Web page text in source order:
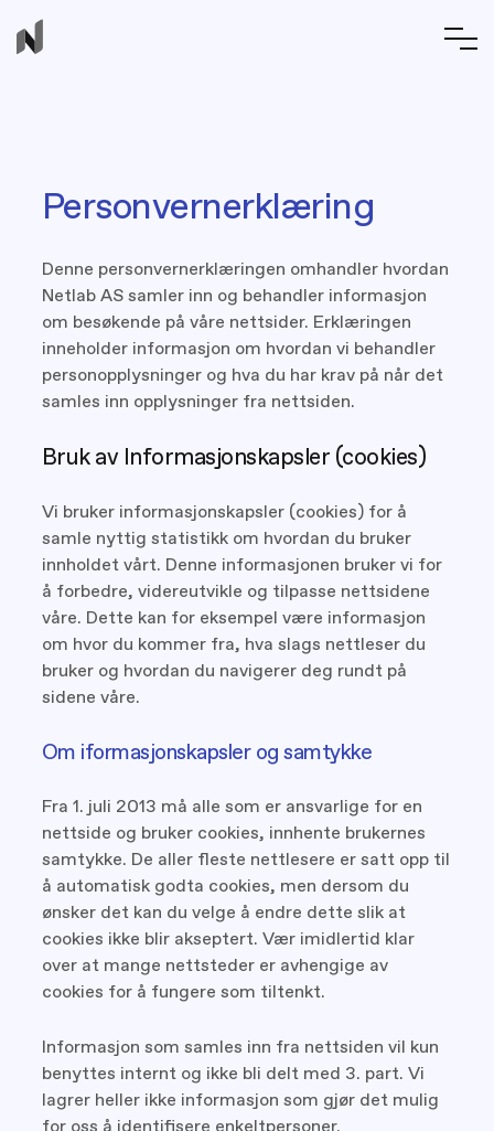
Personvernerklæring
Denne personvernerklæringen omhandler hvordan
Netlab AS samler inn og behandler informasjon
om besøkende på våre nettsider. Erklæringen
inneholder informasjon om hvordan vi behandler
personopplysninger og hva du har krav på når det
samles inn opplysninger fra nettsiden.
Bruk av Informasjonskapsler (cookies)
Vi bruker informasjonskapsler (cookies) for å
samle nyttig statistikk om hvordan du bruker
innholdet vårt. Denne informasjonen bruker vi for
å forbedre, videreutvikle og tilpasse nettsidene
våre. Dette kan for eksempel være informasjon
om hvor du kommer fra, hva slags nettleser du
bruker og hvordan du navigerer deg rundt på
sidene våre.
Om iformasjonskapsler og samtykke
Fra 1. juli 2013 må alle som er ansvarlige for en
nettside og bruker cookies, innhente brukernes
samtykke. De aller fleste nettlesere er satt opp til
å automatisk godta cookies, men dersom du
ønsker det kan du velge å endre dette slik at
cookies ikke blir akseptert. Vær imidlertid klar
over at mange nettsteder er avhengige av
cookies for å fungere som tiltenkt.
Informasjon som samles inn fra nettsiden vil kun
benyttes internt og ikke bli delt med 3. part. Vi
lagrer heller ikke informasjon som gjør det mulig
for oss å identifisere enkeltpersoner.